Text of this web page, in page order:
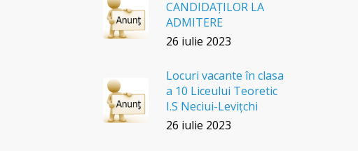
CANDIDAȚILOR LA
ADMITERE
26 iulie 2023
Locuri vacante în clasa
a 10 Liceului Teoretic
I.S Neciui-Levițchi
26 iulie 2023